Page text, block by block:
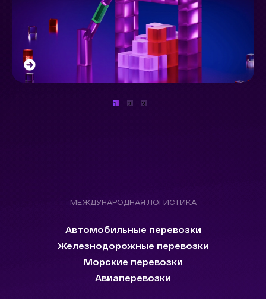
1 2 3
МЕЖДУНАРОДНАЯ ЛОГИСТИКА
Автомобильные перевозки
Железнодорожные перевозки
Морские перевозки
Авиаперевозки